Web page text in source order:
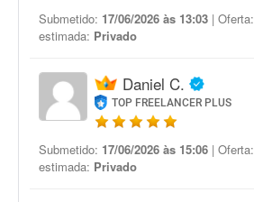
Submetido: 17/06/2026 às 13:03 | Oferta:
estimada: Privado
Daniel C.
TOP FREELANCER PLUS
Submetido: 17/06/2026 às 15:06 | Oferta:
estimada: Privado